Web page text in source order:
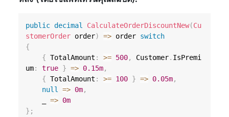
public decimal CalculateOrderDiscountNew(Cu
stomerOrder order) => order switch
{
{ TotalAmount : >= 500, Customer. IsPremi
um: true } => 0.15m,
{ TotalAmount : >= 100 } => 0.05m,
null
=> 0m,
=> 0m
} ;